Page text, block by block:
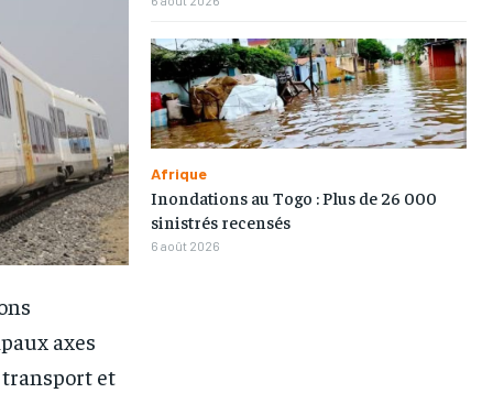
axes
et
Afrique
Inondations au Togo : Plus de 26 000
sinistrés recensés
6 août 2026